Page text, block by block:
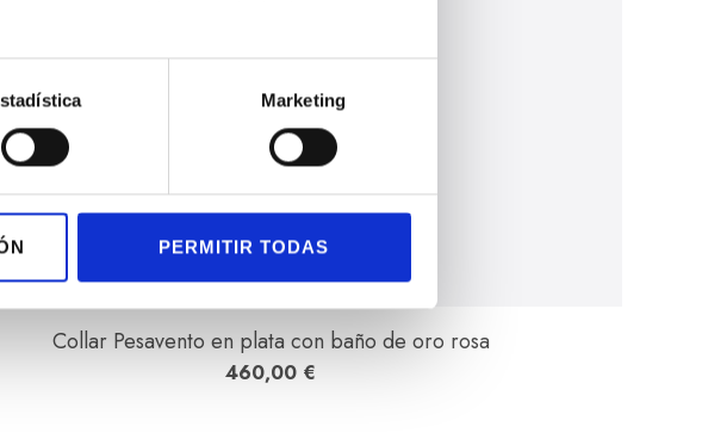
Marketing
PERMITIR TODAS
Collar Pesavento en plata con baño de oro rosa
460,00 €